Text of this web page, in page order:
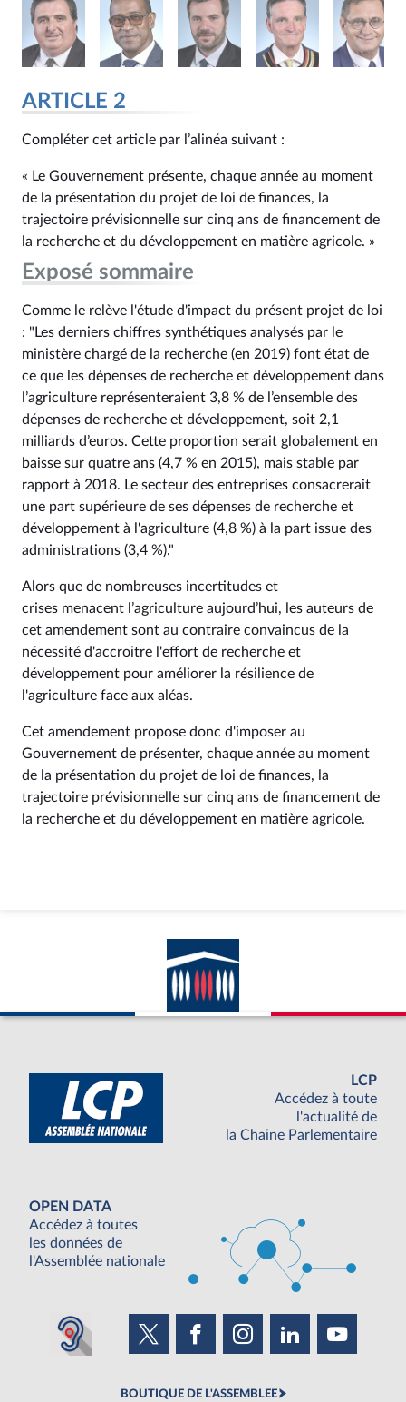
ARTICLE 2
Compléter cet article par l’alinéa suivant :
« Le Gouvernement présente, chaque année au moment
de la présentation du projet de loi de finances, la
trajectoire prévisionnelle sur cinq ans de financement de
la recherche et du développement en matière agricole. »
Exposé sommaire
Comme le relève l'étude d'impact du présent projet de loi
: "Les derniers chiffres synthétiques analysés par le
ministère chargé de la recherche (en 2019) font état de
ce que les dépenses de recherche et développement dans
l’agriculture représenteraient 3,8 % de l’ensemble des
dépenses de recherche et développement, soit 2,1
milliards d’euros. Cette proportion serait globalement en
baisse sur quatre ans (4,7 % en 2015), mais stable par
rapport à 2018. Le secteur des entreprises consacrerait
une part supérieure de ses dépenses de recherche et
développement à l'agriculture (4,8 %) à la part issue des
administrations (3,4 %)."
Alors que de nombreuses incertitudes et
crises menacent l’agriculture aujourd’hui, les auteurs de
cet amendement sont au contraire convaincus de la
nécessité d'accroitre l'effort de recherche et
développement pour améliorer la résilience de
l'agriculture face aux aléas.
Cet amendement propose donc d'imposer au
Gouvernement de présenter, chaque année au moment
de la présentation du projet de loi de finances, la
trajectoire prévisionnelle sur cinq ans de financement de
la recherche et du développement en matière agricole.
LCP
Accédez à toute
l'actualité de
la Chaine Parlementaire
OPEN DATA
Accédez à toutes
les données de
l'Assemblée nationale
BOUTIQUE DE L'ASSEMBLEE